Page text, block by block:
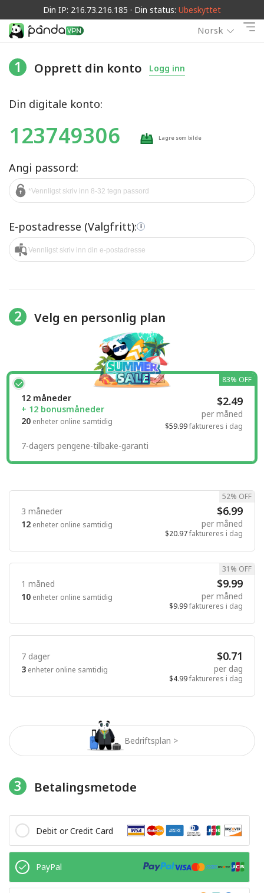
Din IP: 216.73.216.185 · Din status: Ubeskyttet
Norsk
1 Opprett din konto Logg inn
Din digitale konto:
123749306 Lagre som bilde
Angi passord:
E-postadresse (Valgfritt): i
2 Velg en personlig plan
Bedriftsplan >
12 måneder
+ 12 bonusmåneder
20 enheter online samtidig
$2.49
per måned
$59.99faktureres i dag
83% OFF
7-dagers pengene-tilbake-garanti
3 måneder
12 enheter online samtidig
$6.99
per måned
$20.97faktureres i dag
52% OFF
1 måned
10 enheter online samtidig
$9.99
per måned
$9.99faktureres i dag
31% OFF
7 dager
3 enheter online samtidig
$0.71
per dag
$4.99faktureres i dag
3 Betalingsmetode
Debit or Credit Card
PayPal